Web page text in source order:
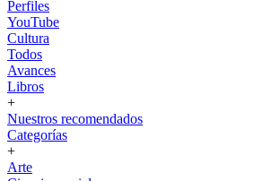
Perfiles
YouTube
Cultura
Todos
Avances
Libros
+
Nuestros recomendados
Categorías
+
Arte